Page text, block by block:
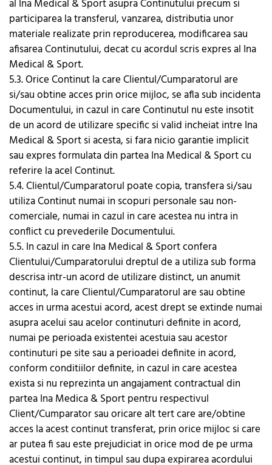
al Ina Medical & Sport asupra Continutului precum si
participarea la transferul, vanzarea, distributia unor
materiale realizate prin reproducerea, modificarea sau
afisarea Continutului, decat cu acordul scris expres al Ina
Medical & Sport.
5.3. Orice Continut la care Clientul/Cumparatorul are
si/sau obtine acces prin orice mijloc, se afla sub incidenta
Documentului, in cazul in care Continutul nu este insotit
de un acord de utilizare specific si valid incheiat intre Ina
Medical & Sport si acesta, si fara nicio garantie implicit
sau expres formulata din partea Ina Medical & Sport cu
referire la acel Continut.
5.4. Clientul/Cumparatorul poate copia, transfera si/sau
utiliza Continut numai in scopuri personale sau non-
comerciale, numai in cazul in care acestea nu intra in
conflict cu prevederile Documentului.
5.5. In cazul in care Ina Medical & Sport confera
Clientului/Cumparatorului dreptul de a utiliza sub forma
descrisa intr-un acord de utilizare distinct, un anumit
continut, la care Clientul/Cumparatorul are sau obtine
acces in urma acestui acord, acest drept se extinde numai
asupra acelui sau acelor continuturi definite in acord,
numai pe perioada existentei acestuia sau acestor
continuturi pe site sau a perioadei definite in acord,
conform conditiilor definite, in cazul in care acestea
exista si nu reprezinta un angajament contractual din
partea Ina Medica & Sport pentru respectivul
Client/Cumparator sau oricare alt tert care are/obtine
acces la acest continut transferat, prin orice mijloc si care
ar putea fi sau este prejudiciat in orice mod de pe urma
acestui continut, in timpul sau dupa expirarea acordului